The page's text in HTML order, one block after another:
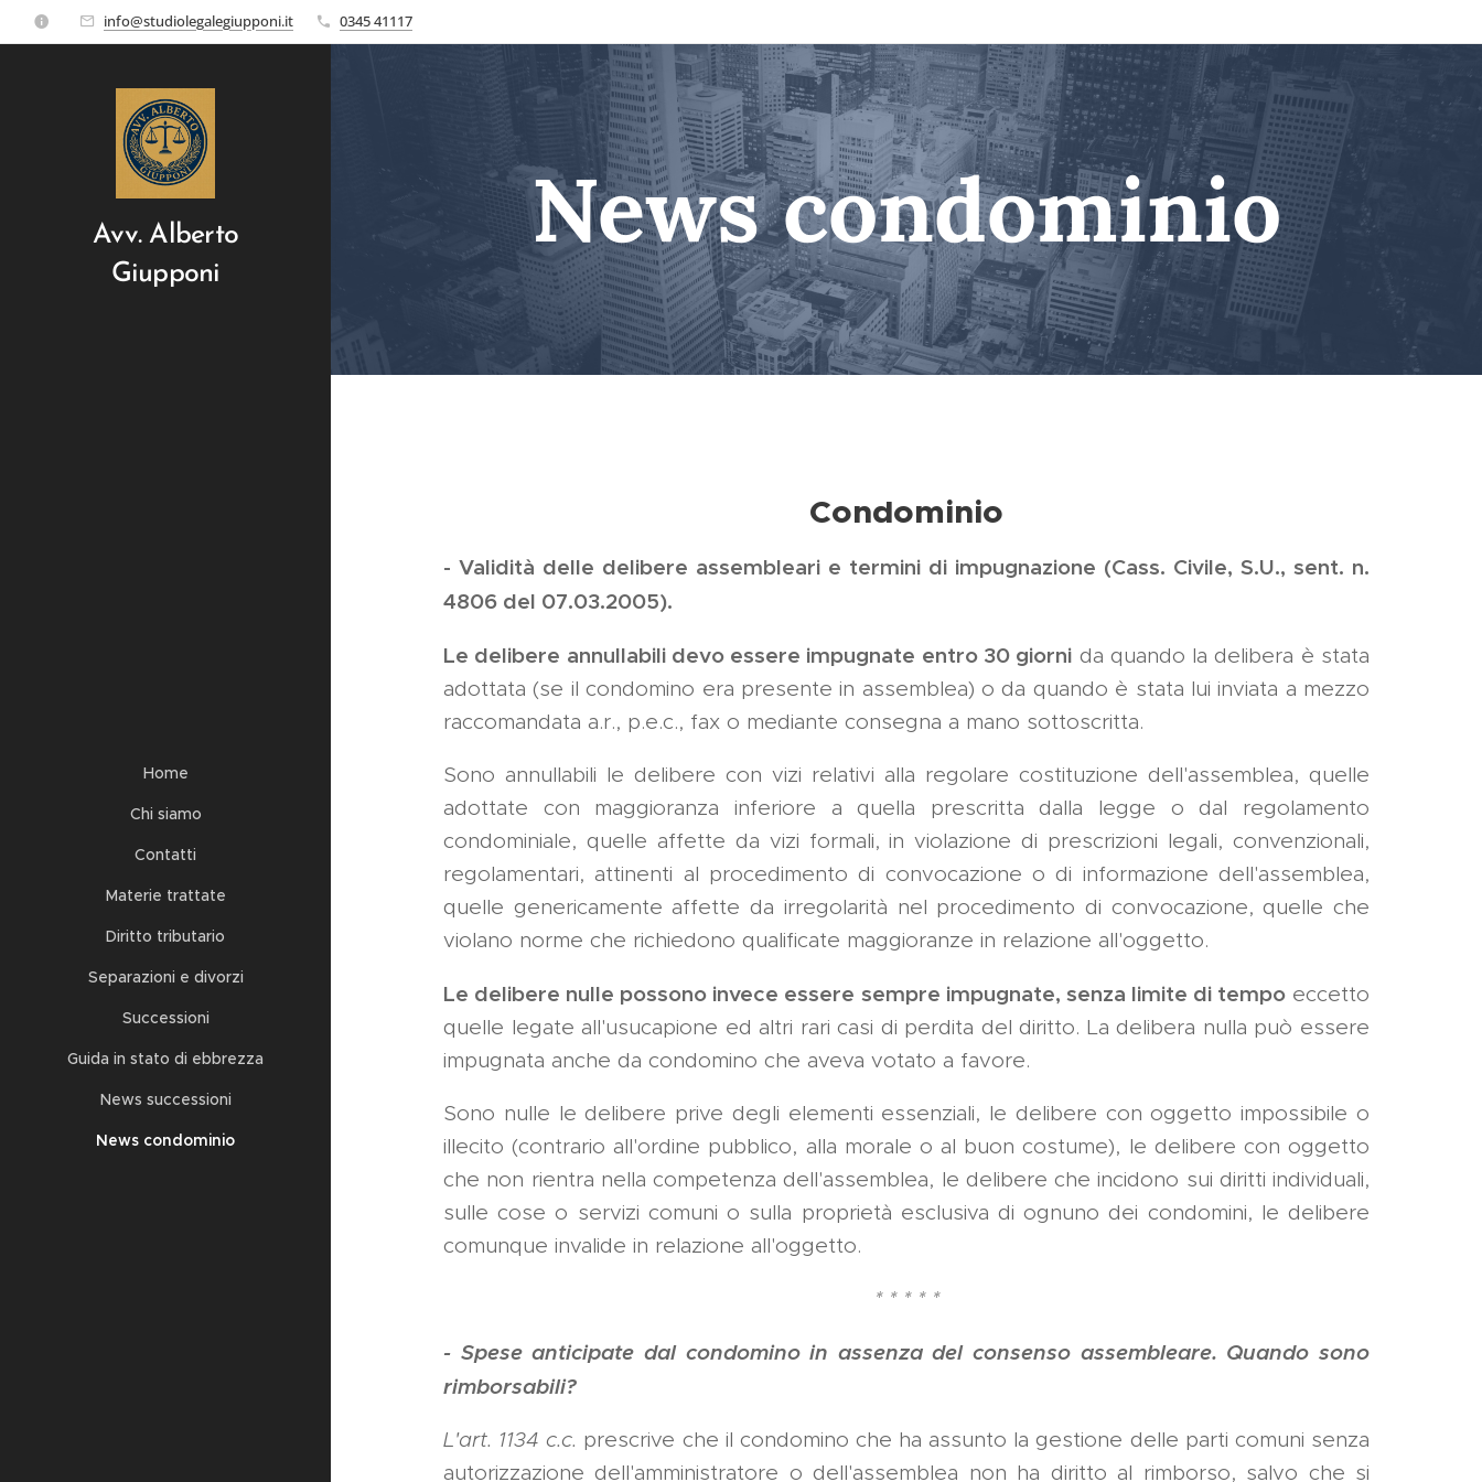
info@studiolegalegiupponi.it 0345 41117
Avv. Alberto
Giupponi
Home
Chi siamo
Contatti
Materie trattate
Diritto tributario
Separazioni e divorzi
Successioni
Guida in stato di ebbrezza
News successioni
News condominio
News condominio
Condominio
- Validità delle delibere assembleari e termini di impugnazione (Cass. Civile, S.U., sent. n.
4806 del 07.03.2005).
Le delibere annullabili devo essere impugnate entro 30 giorni da quando la delibera è stata
adottata (se il condomino era presente in assemblea) o da quando è stata lui inviata a mezzo
raccomandata a.r., p.e.c., fax o mediante consegna a mano sottoscritta.
Sono annullabili le delibere con vizi relativi alla regolare costituzione dell'assemblea, quelle
adottate con maggioranza inferiore a quella prescritta dalla legge o dal regolamento
condominiale, quelle affette da vizi formali, in violazione di prescrizioni legali, convenzionali,
regolamentari, attinenti al procedimento di convocazione o di informazione dell'assemblea,
quelle genericamente affette da irregolarità nel procedimento di convocazione, quelle che
violano norme che richiedono qualificate maggioranze in relazione all'oggetto.
Le delibere nulle possono invece essere sempre impugnate, senza limite di tempoeccetto
quelle legate all'usucapione ed altri rari casi di perdita del diritto. La delibera nulla può essere
impugnata anche da condomino che aveva votato a favore.
Sono nulle le delibere prive degli elementi essenziali, le delibere con oggetto impossibile o
illecito (contrario all'ordine pubblico, alla morale o al buon costume), le delibere con oggetto
che non rientra nella competenza dell'assemblea, le delibere che incidono sui diritti individuali,
sulle cose o servizi comuni o sulla proprietà esclusiva di ognuno dei condomini, le delibere
comunque invalide in relazione all'oggetto.
* * * * *
- Spese anticipate dal condomino in assenza del consenso assembleare. Quando sono
rimborsabili?
L'art. 1134 c.c. prescrive che il condomino che ha assunto la gestione delle parti comuni senza
autorizzazione dell'amministratore o dell'assemblea non ha diritto al rimborso, salvo che si